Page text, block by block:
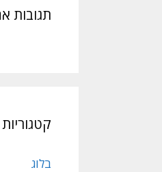
תגובות
קטגוריות
בלוג